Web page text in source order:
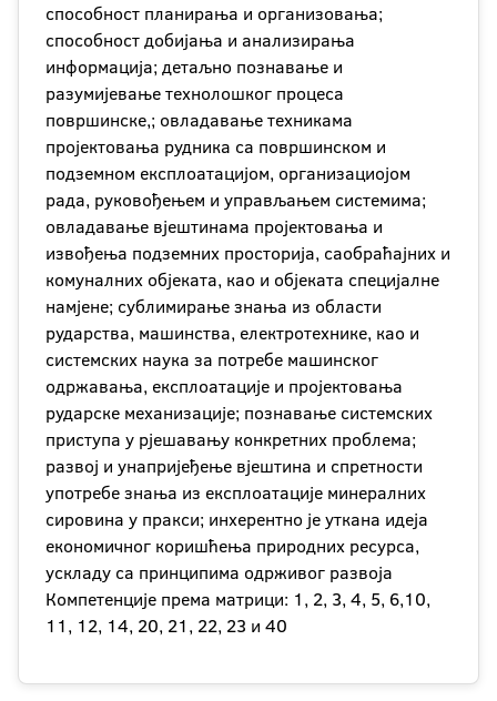
способност планирања и организовања;
способност добијања и анализирања
информација; детаљно познавање и
разумијевање технолошког процеса
површинске,; овладавање техникама
пројектовања рудника са површинском и
подземном експлоатацијом, организациојом
рада, руковођењем и управљањем системима;
овладавање вјештинама пројектовања и
извођења подземних просторија, саобраћајних и
комуналних објеката, као и објеката специјалне
намјене; сублимирање знања из области
рударства, машинства, електротехнике, као и
системских наука за потребе машинског
одржавања, експлоатације и пројектовања
рударске механизације; познавање системских
приступа у рјешавању конкретних проблема;
развој и унапријеђење вјештина и спретности
употребе знања из експлоатације минералних
сировина у пракси; инхерентно је уткана идеја
економичног коришћења природних ресурса,
ускладу са принципима одрживог развоја
Компетенције према матрици: 1, 2, 3, 4, 5, 6,10,
11, 12, 14, 20, 21, 22, 23 и 40